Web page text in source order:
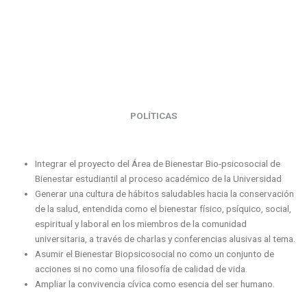
POLÍTICAS
Integrar el proyecto del Área de Bienestar Bio-psicosocial de
Bienestar estudiantil al proceso académico de la Universidad
Generar una cultura de hábitos saludables hacia la conservación
de la salud, entendida como el bienestar físico, psíquico, social,
espiritual y laboral en los miembros de la comunidad
universitaria, a través de charlas y conferencias alusivas al tema.
Asumir el Bienestar Biopsicosocial no como un conjunto de
acciones si no como una filosofía de calidad de vida.
Ampliar la convivencia cívica como esencia del ser humano.